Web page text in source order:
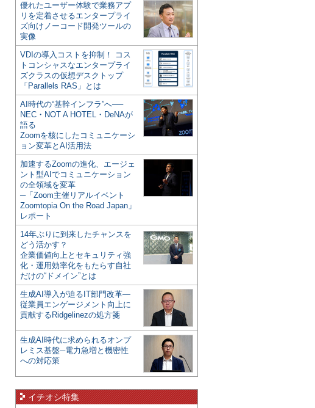
優れたユーザー体験で業務アプ
リを定着させるエンタープライ
ズ向けノーコード開発ツールの
実像
VDIの導入コストを抑制！ コス
トコンシャスなエンタープライ
ズクラスの仮想デスクトップ
「Parallels RAS」とは
AI時代の“基幹インフラ”へ──
NEC・NOT A HOTEL・DeNAが
語る
Zoomを核にしたコミュニケーシ
ョン変革とAI活用法
加速するZoomの進化、エージェ
ント型AIでコミュニケーション
の全領域を変革
─「Zoom主催リアルイベント
Zoomtopia On the Road Japan」
レポート
14年ぶりに到来したチャンスを
どう活かす？
企業価値向上とセキュリティ強
化・運用効率化をもたらす自社
だけの“ドメイン”とは
生成AI導入が迫るIT部門改革―
従業員エンゲージメント向上に
貢献するRidgelinezの処方箋
生成AI時代に求められるオンプ
レミス基盤─電力急増と機密性
への対応策
イチオシ特集